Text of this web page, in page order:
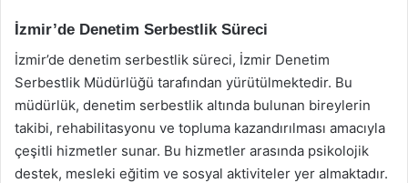
İzmir’de Denetim Serbestlik Süreci
İzmir’de denetim serbestlik süreci, İzmir Denetim
Serbestlik Müdürlüğü tarafından yürütülmektedir. Bu
müdürlük, denetim serbestlik altında bulunan bireylerin
takibi, rehabilitasyonu ve topluma kazandırılması amacıyla
çeşitli hizmetler sunar. Bu hizmetler arasında psikolojik
destek, mesleki eğitim ve sosyal aktiviteler yer almaktadır.